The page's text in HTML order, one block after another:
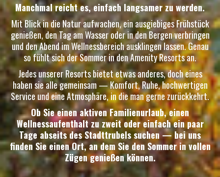
Manchmal reicht es, einfach langsamer zu werden.
Mit Blick in die Natur aufwachen, ein ausgiebiges Frühstück
genießen, den Tag am Wasser oder in den Bergen verbringen
und den Abend im Wellnessbereich ausklingen lassen. Genau
so fühlt sich der Sommer in den Amenity Resorts an.
Jedes unserer Resorts bietet etwas anderes, doch eines
haben sie alle gemeinsam — Komfort, Ruhe, hochwertigen
Service und eine Atmosphäre, in die man gerne zurückkehrt.
Ob Sie einen aktiven Familienurlaub, einen
Wellnessaufenthalt zu zweit oder einfach ein paar
Tage abseits des Stadttrubels suchen — bei uns
finden Sie einen Ort, an dem Sie den Sommer in vollen
Zügen genießen können.